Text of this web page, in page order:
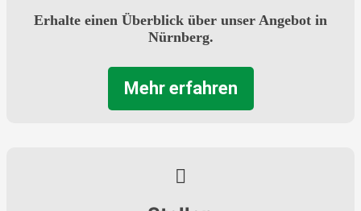
Erhalte einen Überblick über unser Angebot in
Nürnberg.
Mehr erfahren